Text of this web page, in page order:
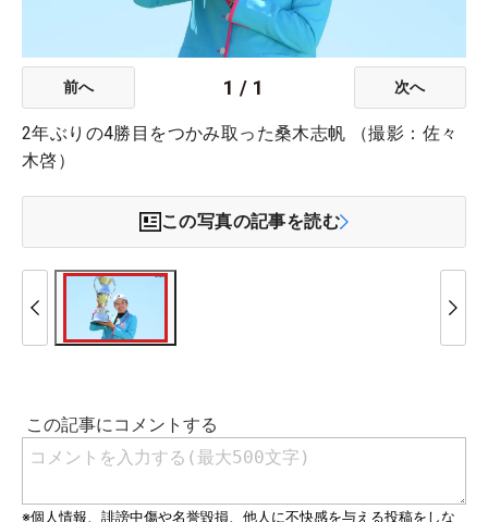
前へ 1 / 1 次へ
2年ぶりの4勝目をつかみ取った桑木志帆 （撮影：佐々
木啓）
この写真の記事を読む